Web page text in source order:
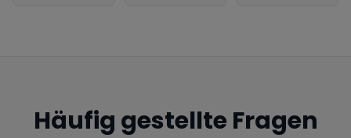
Häufig gestellte Fragen